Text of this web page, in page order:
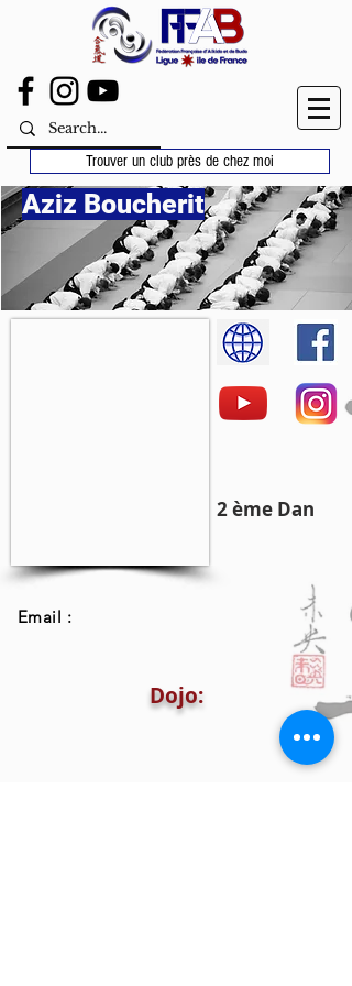
Trouver un club près de chez moi
Aziz Boucherit
2 ème Dan
Email :
Dojo: